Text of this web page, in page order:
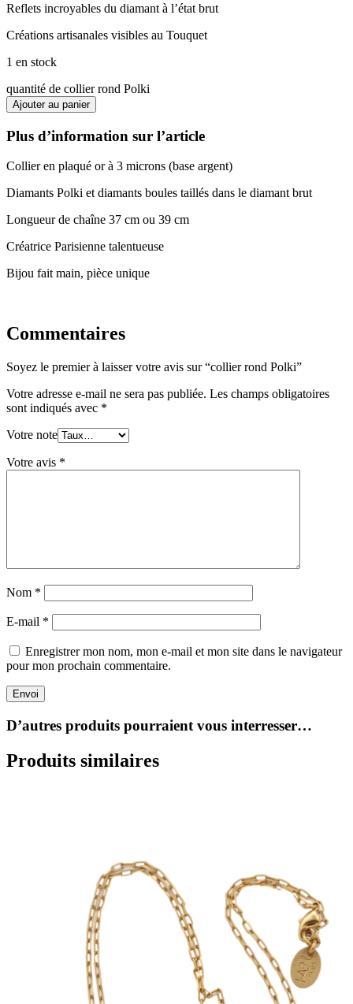
Reflets incroyables du diamant à l’état brut
Créations artisanales visibles au Touquet
1 en stock
quantité de collier rond Polki
Ajouter au panier
Plus d’information sur l’article
Collier en plaqué or à 3 microns (base argent)
Diamants Polki et diamants boules taillés dans le diamant brut
Longueur de chaîne 37 cm ou 39 cm
Créatrice Parisienne talentueuse
Bijou fait main, pièce unique
Commentaires
Soyez le premier à laisser votre avis sur “collier rond Polki”
Votre adresse e-mail ne sera pas publiée. Les champs obligatoires
sont indiqués avec *
Votre note
Votre avis *
Nom *
E-mail *
Enregistrer mon nom, mon e-mail et mon site dans le navigateur
pour mon prochain commentaire.
Envoi
D’autres produits pourraient vous interresser…
Produits similaires